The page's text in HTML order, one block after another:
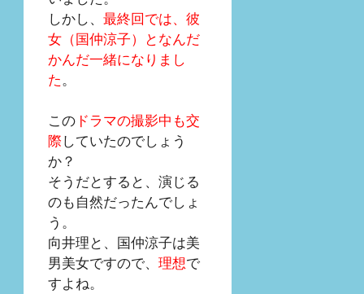
しかし、 最終回では、彼
女（国仲涼子）となんだ
かんだ一緒になりまし
た。
この ドラマの撮影中も交
際していたのでしょう
か？
そうだとすると、演じる
のも自然だったんでしょ
う。
向井理と、国仲涼子は美
男美女ですので、 理想で
すよね。